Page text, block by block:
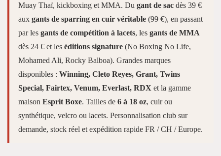
Muay Thaï, kickboxing et MMA. Du gant de sacdès 39 €
aux gants de sparring en cuir véritable(99 €), en passant
par les gants de compétition à lacets, les gants de MMA
dès 24 € et les éditions signature(No Boxing No Life,
Mohamed Ali, Rocky Balboa). Grandes marques
disponibles : Winning, Cleto Reyes, Grant, Twins
Special, Fairtex, Venum, Everlast, RDX et la gamme
maison Esprit Boxe. Tailles de 6 à 18 oz, cuir ou
synthétique, velcro ou lacets. Personnalisation club sur
demande, stock réel et expédition rapide FR / CH / Europe.